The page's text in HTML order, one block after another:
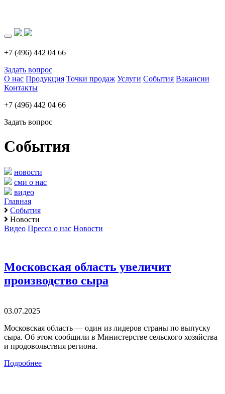
+7 (496) 442 04 66
Задать вопрос
О нас Продукция Точки продаж Услуги События Вакансии
Контакты
+7 (496) 442 04 66
Задать вопрос
События
новости
сми о нас
видео
Главная
События
Новости
Видео Пресса о нас Новости
Московская область увеличит
производство сыра
03.07.2025
Московская область — один из лидеров страны по выпуску
сыра. Об этом сообщили в Министерстве сельского хозяйства
и продовольствия региона.
Подробнее